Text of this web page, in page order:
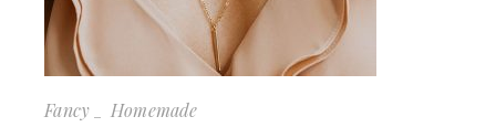
Fancy Homemade